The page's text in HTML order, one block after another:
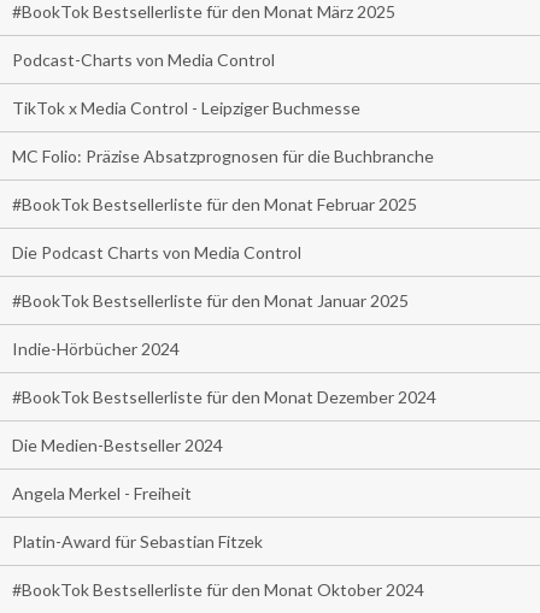
#BookTok Bestsellerliste für den Monat März 2025
Podcast-Charts von Media Control
TikTok x Media Control - Leipziger Buchmesse
MC Folio: Präzise Absatzprognosen für die Buchbranche
#BookTok Bestsellerliste für den Monat Februar 2025
Die Podcast Charts von Media Control
#BookTok Bestsellerliste für den Monat Januar 2025
Indie-Hörbücher 2024
#BookTok Bestsellerliste für den Monat Dezember 2024
Die Medien-Bestseller 2024
Angela Merkel - Freiheit
Platin-Award für Sebastian Fitzek
#BookTok Bestsellerliste für den Monat Oktober 2024